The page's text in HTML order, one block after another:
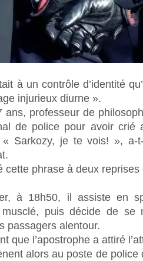
à un contrôle d’identité
injurieux diurne ».
ans, professeur de
de police pour avoir crié
« Sarkozy, je te vois! »,
cette phrase à deux
à 18h50, il assiste en
musclé, puis décide de se
passagers alentour.
que l’apostrophe a attiré
alors au poste de